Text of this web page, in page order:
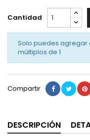
Cantidad
Solo puedes
múltiplos de 1
Compartir
DESCRIPCIÓN